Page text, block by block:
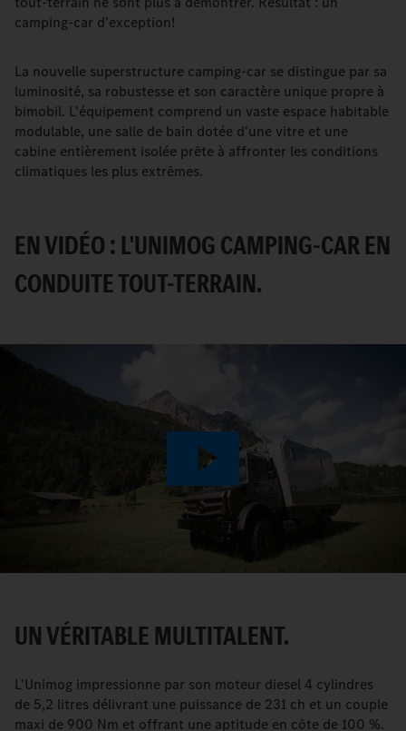
camping-car d'exception!
La nouvelle superstructure camping-car se distingue par sa
luminosité, sa robustesse et son caractère unique propre à
bimobil. L'équipement comprend un vaste espace habitable
modulable, une salle de bain dotée d'une vitre et une
cabine entièrement isolée prête à affronter les conditions
climatiques les plus extrêmes.
EN VIDÉO : L'UNIMOG CAMPING-CAR EN
CONDUITE TOUT-TERRAIN.
Play
Video
UN VÉRITABLE MULTITALENT.
L'Unimog impressionne par son moteur diesel 4 cylindres
de 5,2 litres délivrant une puissance de 231 ch et un couple
maxi de 900 Nm et offrant une aptitude en côte de 100 %.